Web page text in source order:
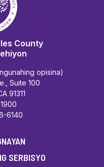
County
opisina)
Suite 100
91311
6140
SERBISYO